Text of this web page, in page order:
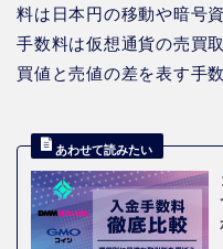
料は日本円の移動や暗号
手数料は仮想通貨の売買
買値と売値の差を表す手数